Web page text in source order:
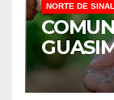
NORTE DE
FALTA